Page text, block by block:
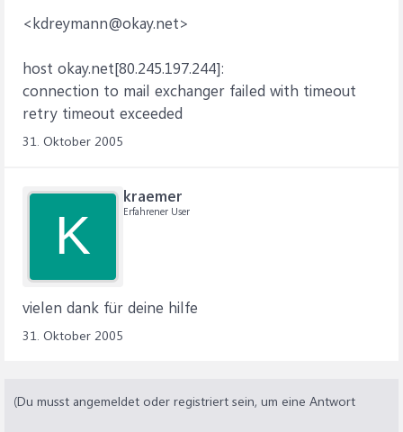
<kdreymann@okay.net>
host okay.net[80.245.197.244]:
connection to mail exchanger failed with timeout
retry timeout exceeded
31. Oktober 2005
K
kraemer
Erfahrener User
vielen dank für deine hilfe
31. Oktober 2005
(Du musst angemeldet oder registriert sein, um eine Antwort